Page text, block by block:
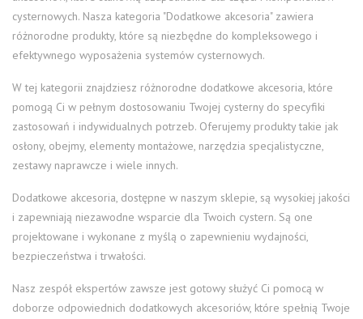
cysternowych. Nasza kategoria "Dodatkowe akcesoria" zawiera
różnorodne produkty, które są niezbędne do kompleksowego i
efektywnego wyposażenia systemów cysternowych.
W tej kategorii znajdziesz różnorodne dodatkowe akcesoria, które
pomogą Ci w pełnym dostosowaniu Twojej cysterny do specyfiki
zastosowań i indywidualnych potrzeb. Oferujemy produkty takie jak
osłony, obejmy, elementy montażowe, narzędzia specjalistyczne,
zestawy naprawcze i wiele innych.
Dodatkowe akcesoria, dostępne w naszym sklepie, są wysokiej jakości
i zapewniają niezawodne wsparcie dla Twoich cystern. Są one
projektowane i wykonane z myślą o zapewnieniu wydajności,
bezpieczeństwa i trwałości.
Nasz zespół ekspertów zawsze jest gotowy służyć Ci pomocą w
doborze odpowiednich dodatkowych akcesoriów, które spełnią Twoje